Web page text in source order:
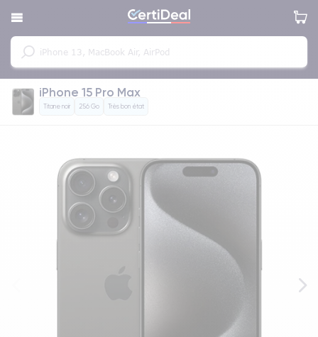
iPhone 15 Pro Max
Titane noir 256 Go Très bon état